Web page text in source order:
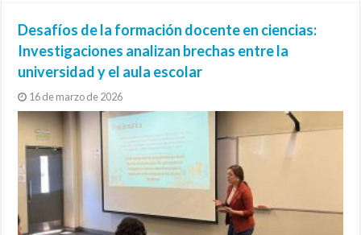
Desafíos de la formación docente en ciencias:
Investigaciones analizan brechas entre la
universidad y el aula escolar
16 de marzo de 2026